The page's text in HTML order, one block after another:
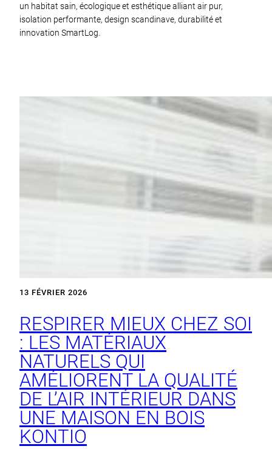
un habitat sain, écologique et esthétique alliant air pur,
isolation performante, design scandinave, durabilité et
innovation SmartLog.
13 FÉVRIER 2026
RESPIRER MIEUX CHEZ SOI
: LES MATÉRIAUX
NATURELS QUI
AMÉLIORENT LA QUALITÉ
DE L’AIR INTÉRIEUR DANS
UNE MAISON EN BOIS
KONTIO